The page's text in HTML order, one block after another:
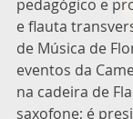
pedagógico e
e flauta
de Música de
eventos da
na cadeira de
saxofone; é